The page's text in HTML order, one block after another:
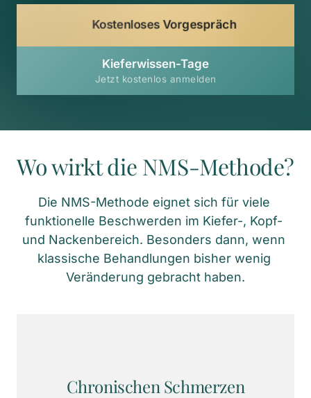
Kostenloses Vorgespräch
Kieferwissen-Tage
Jetzt kostenlos anmelden
Wo wirkt die NMS-Methode?
Die NMS-Methode eignet sich für viele
funktionelle Beschwerden im Kiefer-, Kopf-
und Nackenbereich. Besonders dann, wenn
klassische Behandlungen bisher wenig
Veränderung gebracht haben.
Chronischen Schmerzen